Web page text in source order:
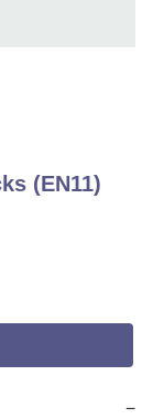
(EN11)
−